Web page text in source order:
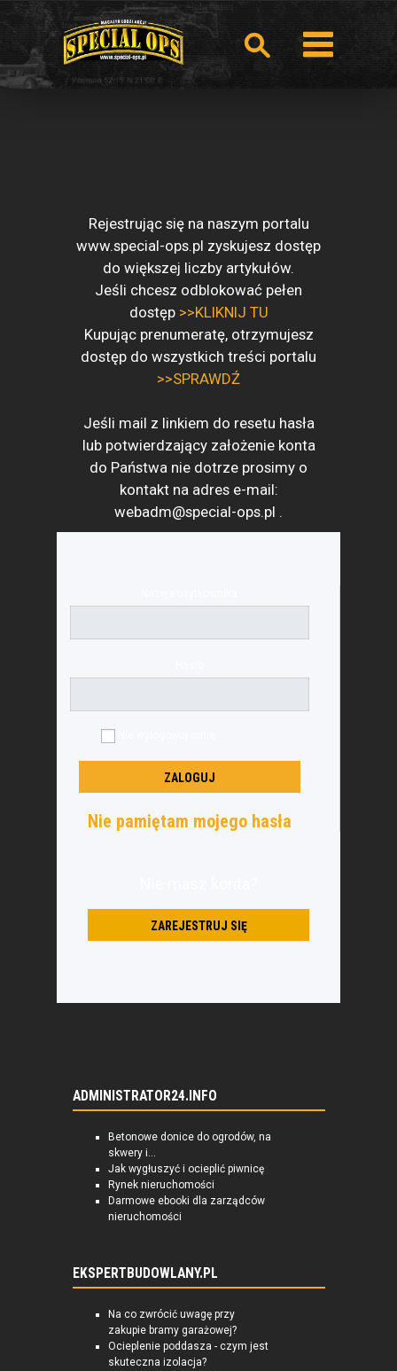
Rejestrując się na naszym portalu
www.special-ops.pl zyskujesz dostęp
do większej liczby artykułów.
Jeśli chcesz odblokować pełen
dostęp >>KLIKNIJ TU
Kupując prenumeratę, otrzymujesz
dostęp do wszystkich treści portalu
>>SPRAWDŹ
Jeśli mail z linkiem do resetu hasła
lub potwierdzający założenie konta
do Państwa nie dotrze prosimy o
kontakt na adres e-mail:
webadm@special-ops.pl .
Nie pamiętam mojego hasła
ZAREJESTRUJ SIĘ
ADMINISTRATOR24.INFO
Betonowe donice do ogrodów, na
skwery i...
Jak wygłuszyć i ocieplić piwnicę
Rynek nieruchomości
Darmowe ebooki dla zarządców
nieruchomości
EKSPERTBUDOWLANY.PL
Na co zwrócić uwagę przy
zakupie bramy garażowej?
Ocieplenie poddasza - czym jest
skuteczna izolacja?